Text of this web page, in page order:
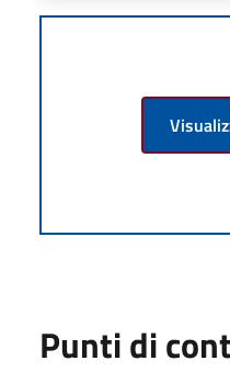
Punti di